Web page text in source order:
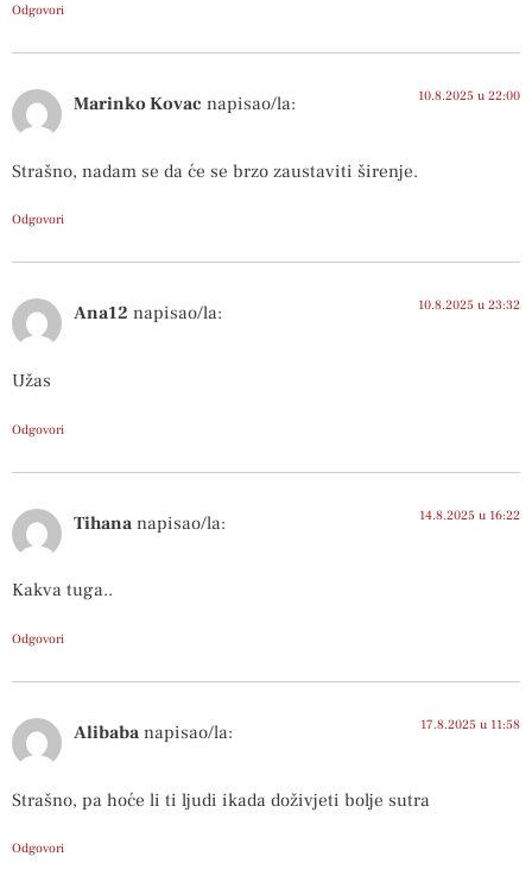
Odgovori
Marinko Kovac napisao/la: 10.8.2025 u 22:00
Strašno, nadam se da će se brzo zaustaviti širenje.
Odgovori
Ana12 napisao/la: 10.8.2025 u 23:32
Užas
Odgovori
Tihana napisao/la: 14.8.2025 u 16:22
Kakva tuga..
Odgovori
Alibaba napisao/la: 17.8.2025 u 11:58
Strašno, pa hoće li ti ljudi ikada doživjeti bolje sutra
Odgovori